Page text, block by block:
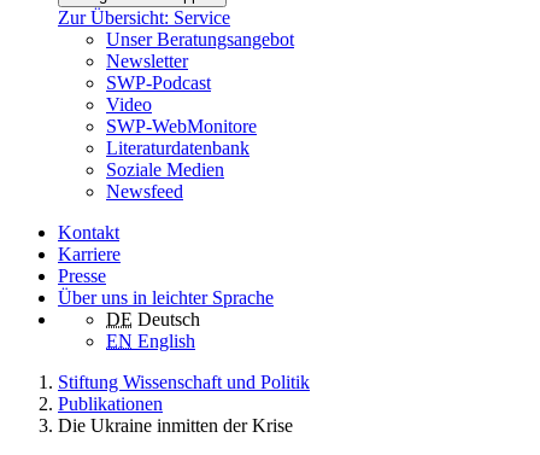
Zur Übersicht: Service
Unser Beratungsangebot
Newsletter
SWP-Podcast
Video
SWP-WebMonitore
Literaturdatenbank
Soziale Medien
Newsfeed
Kontakt
Karriere
Presse
Über uns in leichter Sprache
DE Deutsch
EN English
Stiftung Wissenschaft und Politik
Publikationen
Die Ukraine inmitten der Krise